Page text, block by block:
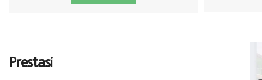
Prestasi